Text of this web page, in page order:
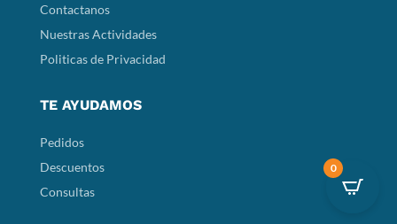
Contactanos
Nuestras Actividades
Politicas de Privacidad
TE AYUDAMOS
Pedidos
Descuentos
Consultas
0